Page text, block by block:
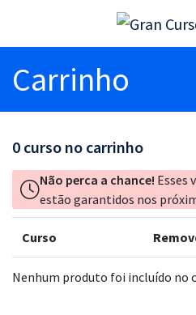
Carrinho
0 curso no carrinho
Não perca a chance! Esses
estão garantidos nos
Curso
Nenhum produto foi incluído no